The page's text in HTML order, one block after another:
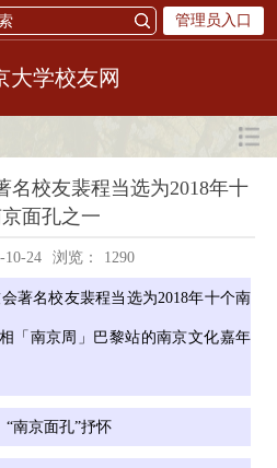
管理员入口
校友网
名校友裴程当选为2018年十
面孔之一
10-24 浏览： 1290
著名校友裴程当选为2018年十个南
「南京周」巴黎站的南京文化嘉年
“南京面孔”抒怀